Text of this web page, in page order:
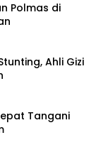
Polmas di
Ahli Gizi
Tangani